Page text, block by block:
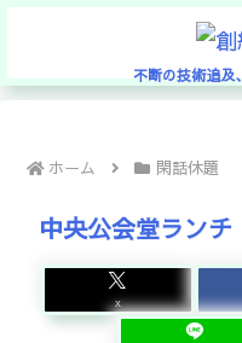
不断の技術追及
ホーム 閑話休題
中央公会堂ランチ
X